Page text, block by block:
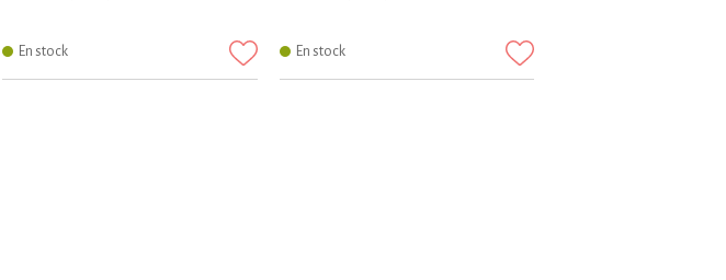
En stock En stock